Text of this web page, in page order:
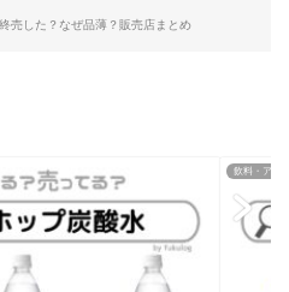
売した？なぜ品薄？販売店まとめ
飲料・アル